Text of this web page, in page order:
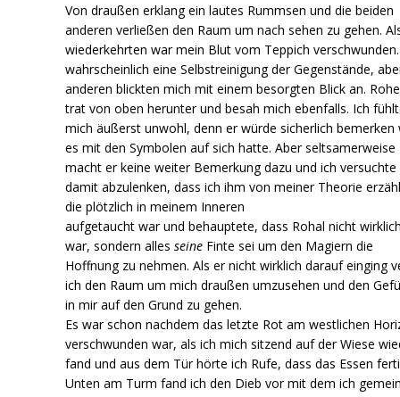
Von draußen erklang ein lautes Rummsen und die beiden
anderen verließen den Raum um nach sehen zu gehen.
wiederkehrten war mein Blut vom Teppich
wahrscheinlich eine Selbstreinigung der Gegenstände,
anderen blickten mich mit einem besorgten Blick an.
trat von oben herunter und besah mich ebenfalls. Ich
mich äußerst unwohl, denn er würde sicherlich bemerken
es mit den Symbolen auf sich hatte. Aber seltsamerweise
macht er keine weiter Bemerkung dazu und ich versuchte
damit abzulenken, dass ich ihm von meiner Theorie
die plötzlich in meinem Inneren
aufgetaucht war und behauptete, dass Rohal nicht
war, sondern allesseine Finte sei um den Magiern die
Hoffnung zu nehmen. Als er nicht wirklich darauf einging
ich den Raum um mich draußen umzusehen und den
in mir auf den Grund zu gehen.
Es war schon nachdem das letzte Rot am westlichen
verschwunden war, als ich mich sitzend auf der Wiese
fand und aus dem Tür hörte ich Rufe, dass das Essen
Unten am Turm fand ich den Dieb vor mit dem ich